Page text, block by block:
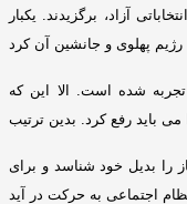
آزاد، برگزیدند
یکبار
رﮊیم پهلوی و جانشین آن کرد
تجربه شده است
الا این که
می باید رفع کرد
را بدیل خود شناسد و برای
اجتماعی به حرکت در آید